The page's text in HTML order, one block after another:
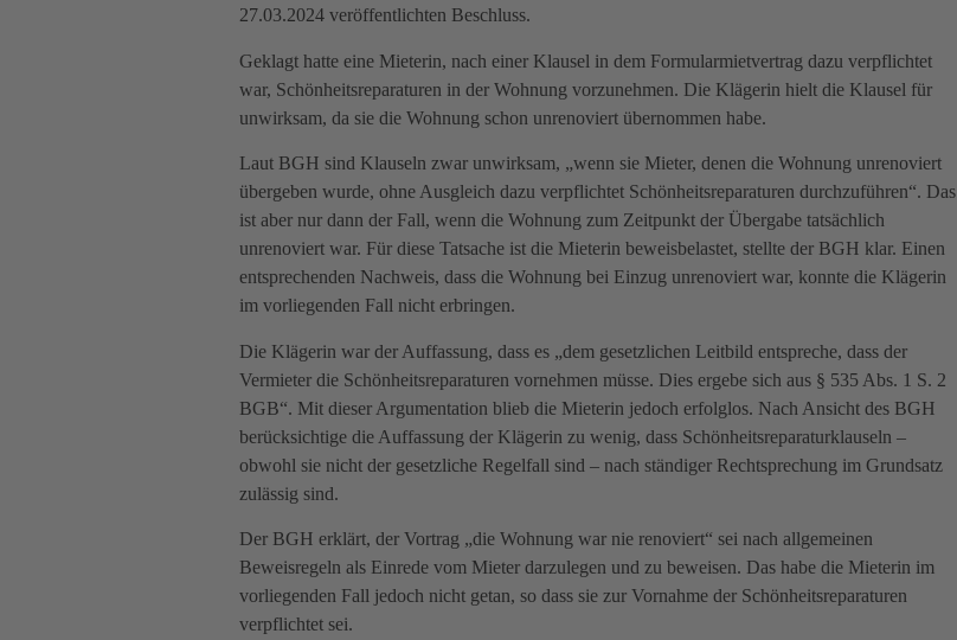
27.03.2024 veröffentlichten Beschluss.
Geklagt hatte eine Mieterin, nach einer Klausel in dem Formularmietvertrag dazu verpflichtet
war, Schönheitsreparaturen in der Wohnung vorzunehmen. Die Klägerin hielt die Klausel für
unwirksam, da sie die Wohnung schon unrenoviert übernommen habe.
Laut BGH sind Klauseln zwar unwirksam, „wenn sie Mieter, denen die Wohnung unrenoviert
übergeben wurde, ohne Ausgleich dazu verpflichtet Schönheitsreparaturen durchzuführen“. Das
ist aber nur dann der Fall, wenn die Wohnung zum Zeitpunkt der Übergabe tatsächlich
unrenoviert war. Für diese Tatsache ist die Mieterin beweisbelastet, stellte der BGH klar. Einen
entsprechenden Nachweis, dass die Wohnung bei Einzug unrenoviert war, konnte die Klägerin
im vorliegenden Fall nicht erbringen.
Die Klägerin war der Auffassung, dass es „dem gesetzlichen Leitbild entspreche, dass der
Vermieter die Schönheitsreparaturen vornehmen müsse. Dies ergebe sich aus § 535 Abs. 1 S. 2
BGB“. Mit dieser Argumentation blieb die Mieterin jedoch erfolglos. Nach Ansicht des BGH
berücksichtige die Auffassung der Klägerin zu wenig, dass Schönheitsreparaturklauseln –
obwohl sie nicht der gesetzliche Regelfall sind – nach ständiger Rechtsprechung im Grundsatz
zulässig sind.
Der BGH erklärt, der Vortrag „die Wohnung war nie renoviert“ sei nach allgemeinen
Beweisregeln als Einrede vom Mieter darzulegen und zu beweisen. Das habe die Mieterin im
vorliegenden Fall jedoch nicht getan, so dass sie zur Vornahme der Schönheitsreparaturen
verpflichtet sei.